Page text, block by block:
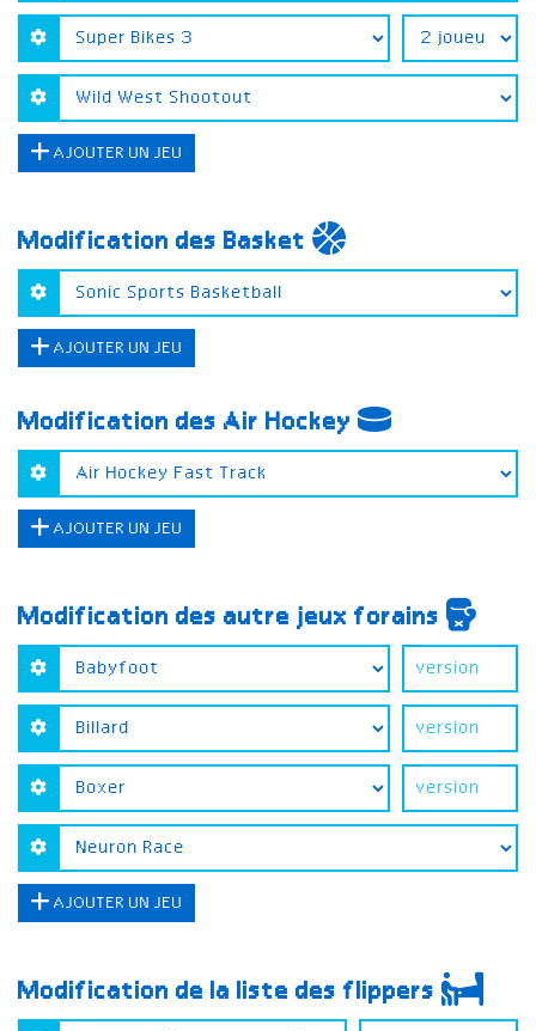
AJOUTER UN JEU
Modification des Basket
AJOUTER UN JEU
Modification des Air Hockey
AJOUTER UN JEU
Modification des autre jeux forains
AJOUTER UN JEU
Modification de la liste des flippers